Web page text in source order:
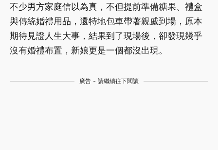
不少男方家庭信以為真，不但提前準備糖果、禮盒
與傳統婚禮用品，還特地包車帶著親戚到場，原本
期待見證人生大事，結果到了現場後，卻發現幾乎
沒有婚禮布置，新娘更是一個都沒出現。
廣告 - 請繼續往下閱讀